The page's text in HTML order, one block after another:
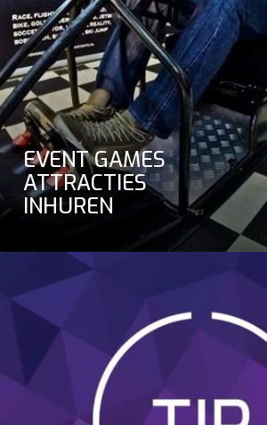
EVENT GAMES
ATTRACTIES
INHUREN